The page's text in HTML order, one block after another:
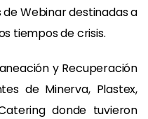
Webinar destinadas a
tiempos de crisis.
y Recuperación
de Minerva, Plastex,
donde tuvieron